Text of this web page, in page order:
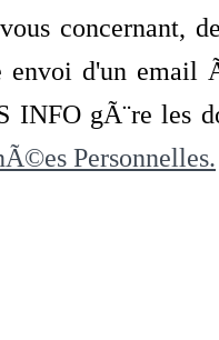
concernant,
envoi d'un
INFO gÃ¨re les
Personnelles.